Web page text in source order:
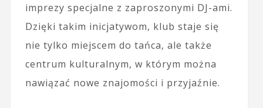
imprezy specjalne z zaproszonymi DJ-ami.
Dzięki takim inicjatywom, klub staje się
nie tylko miejscem do tańca, ale także
centrum kulturalnym, w którym można
nawiązać nowe znajomości i przyjaźnie.